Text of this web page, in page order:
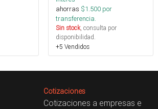
ahorras $1.500 por
transferencia.
Sin stock, consulta por
disponibilidad.
+5 Vendidos
Cotizaciones
Cotizaciones a empresas e